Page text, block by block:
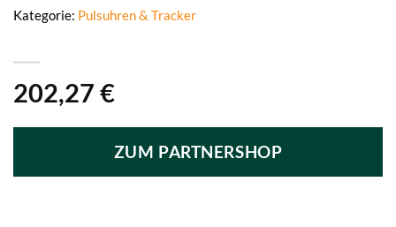
202,27 €
ZUM PARTNERSHOP
Kategorie: Pulsuhren & Tracker